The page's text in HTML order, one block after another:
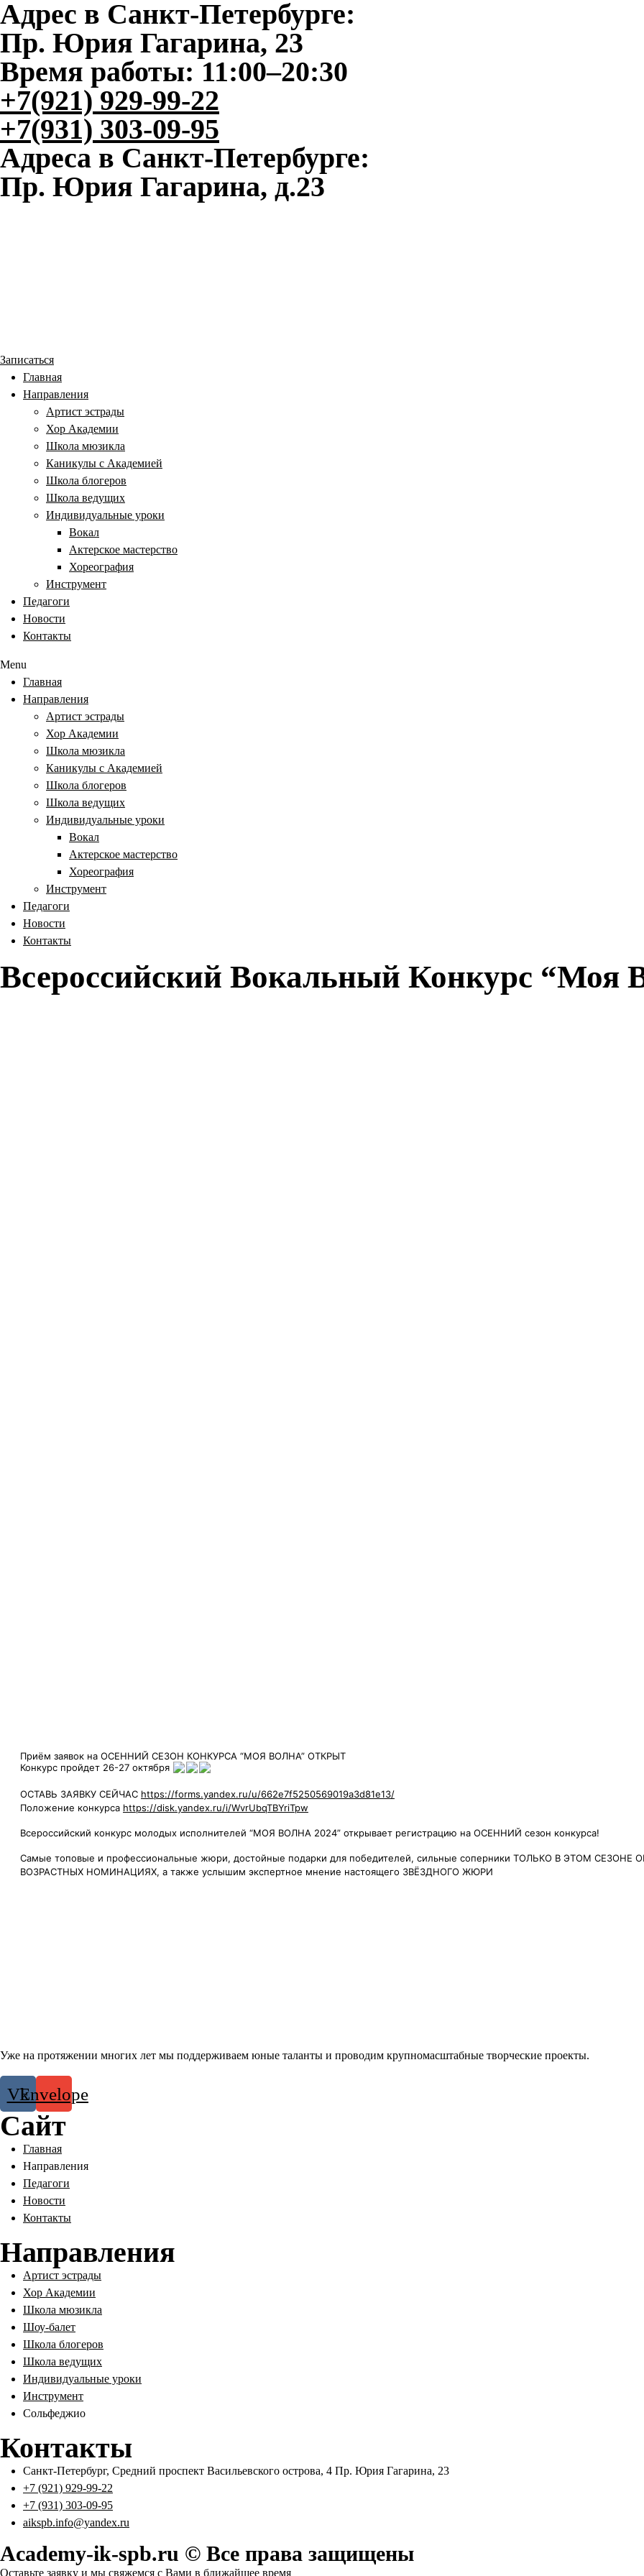
Адрес в Санкт-Петербурге:
Пр. Юрия Гагарина, 23
Время работы: 11:00–20:30
+7(921) 929-99-22
+7(931) 303-09-95
Адреса в Санкт-Петербурге:
Пр. Юрия Гагарина, д.23
Записаться
Главная
Направления
Артист эстрады
Хор Академии
Школа мюзикла
Каникулы с Академией
Школа блогеров
Школа ведущих
Индивидуальные уроки
Вокал
Актерское мастерство
Хореография
Инструмент
Педагоги
Новости
Контакты
Menu
Главная
Направления
Артист эстрады
Хор Академии
Школа мюзикла
Каникулы с Академией
Школа блогеров
Школа ведущих
Индивидуальные уроки
Вокал
Актерское мастерство
Хореография
Инструмент
Педагоги
Новости
Контакты
Всероссийский Вокальный Конкурс “Моя
Приём заявок на ОСЕННИЙ СЕЗОН КОНКУРСА “МОЯ ВОЛНА” ОТКРЫТ
Конкурс пройдет 26-27 октября
ОСТАВЬ ЗАЯВКУ СЕЙЧАС https://forms.yandex.ru/u/662e7f5250569019a3d81e13/
Положение конкурса https://disk.yandex.ru/i/WvrUbqTBYriTpw
Всероссийский конкурс молодых исполнителей “МОЯ ВОЛНА 2024” открывает регистрацию на ОСЕННИЙ сезон конкурса!
Самые топовые и профессиональные жюри, достойные подарки для победителей, сильные соперники ТОЛЬКО В ЭТОМ СЕЗОНЕ
ВОЗРАСТНЫХ НОМИНАЦИЯХ, а также услышим экспертное мнение настоящего ЗВЁЗДНОГО ЖЮРИ
Уже на протяжении многих лет мы поддерживаем юные таланты и проводим крупномасштабные творческие проекты.
VkEnvelope
Сайт
Главная
Направления
Педагоги
Новости
Контакты
Направления
Артист эстрады
Хор Академии
Школа мюзикла
Шоу-балет
Школа блогеров
Школа ведущих
Индивидуальные уроки
Инструмент
Сольфеджио
Контакты
Санкт-Петербург, Средний проспект Васильевского острова, 4 Пр. Юрия Гагарина, 23
+7 (921) 929-99-22
+7 (931) 303-09-95
aikspb.info@yandex.ru
Academy-ik-spb.ru © Все права защищены
Оставьте заявку и мы свяжемся с Вами в ближайшее время